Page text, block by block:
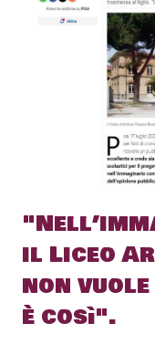
il Liceo
non
è così".